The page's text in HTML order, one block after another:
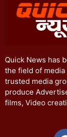
Quick News has
the field of
trusted media
produce
films, Video